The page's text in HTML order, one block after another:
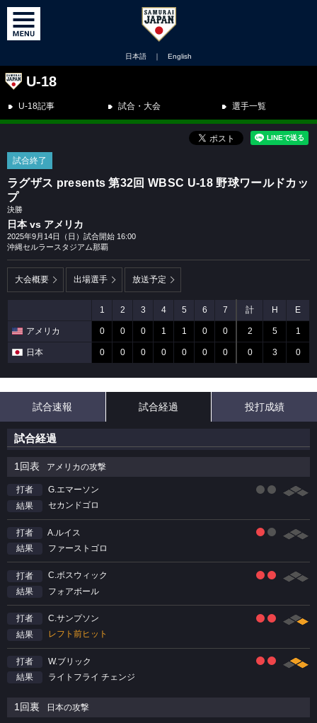
日本語 ｜ English
U-18
U-18記事 試合・大会 選手一覧
試合終了
ラグザス presents 第32回 WBSC U-18 野球ワールドカッ
プ
決勝
日本 vs アメリカ
2025年9月14日（日）試合開始 16:00
沖縄セルラースタジアム那覇
大会概要 出場選手 放送予定
1 2 3 4 5 6 7 計 H E
アメリカ 0 0 0 1 1 0 0 2 5 1
日本 0 0 0 0 0 0 0 0 3 0
試合速報 試合経過 投打成績
試合経過
1回表 アメリカの攻撃
打者
G.エマーソン
結果
セカンドゴロ
打者
A.ルイス
結果
ファーストゴロ
打者
C.ボスウィック
結果
フォアボール
打者
C.サンプソン
結果
レフト前ヒット
打者
W.ブリック
結果
ライトフライ チェンジ
1回裏 日本の攻撃